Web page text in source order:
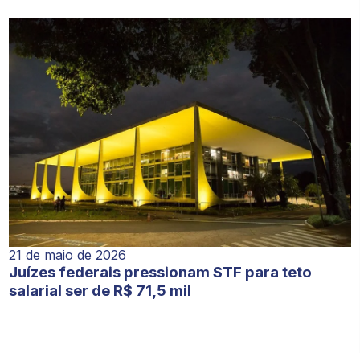
21 de maio de 2026
Juízes federais pressionam STF para teto
salarial ser de R$ 71,5 mil